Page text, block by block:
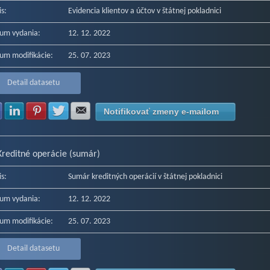
Evidencia klientov a účtov v štátnej pokladnici
vydania: 12. 12. 2022
modifikácie: 25. 07. 2023
Detail datasetu
Zdielať na Facebook
Zdielať na LinkedIn
Zdielať na Pinterest
Zdielať na Twitter
Zdielať na E-mail
Notifikovať zmeny e-mailom
operácie (sumár)
Sumár kreditných operácií v štátnej pokladnici
vydania: 12. 12. 2022
modifikácie: 25. 07. 2023
Detail datasetu